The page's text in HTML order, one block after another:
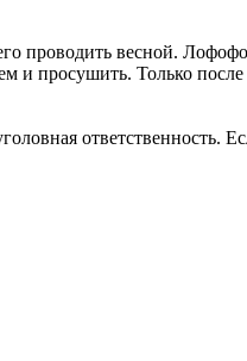
проводить весной.
и просушить. Только
ответственность.